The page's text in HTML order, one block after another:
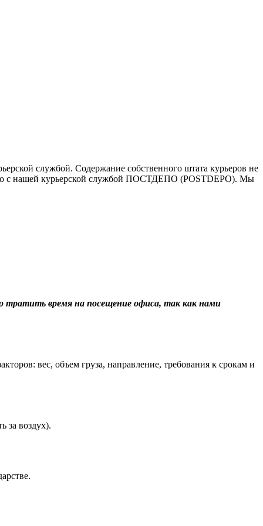
службой. Содержание собственного штата курьеров не
с нашей курьерской службой ПОСТДЕПО (POSTDEPO). Мы
время на посещение офиса, так как нами
вес, объем груза, направление, требования к срокам и
за воздух).